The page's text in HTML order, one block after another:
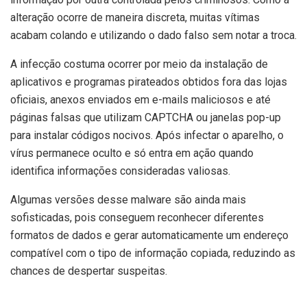
alteração ocorre de maneira discreta, muitas vítimas
acabam colando e utilizando o dado falso sem notar a troca.
A infecção costuma ocorrer por meio da instalação de
aplicativos e programas pirateados obtidos fora das lojas
oficiais, anexos enviados em e-mails maliciosos e até
páginas falsas que utilizam CAPTCHA ou janelas pop-up
para instalar códigos nocivos. Após infectar o aparelho, o
vírus permanece oculto e só entra em ação quando
identifica informações consideradas valiosas.
Algumas versões desse malware são ainda mais
sofisticadas, pois conseguem reconhecer diferentes
formatos de dados e gerar automaticamente um endereço
compatível com o tipo de informação copiada, reduzindo as
chances de despertar suspeitas.